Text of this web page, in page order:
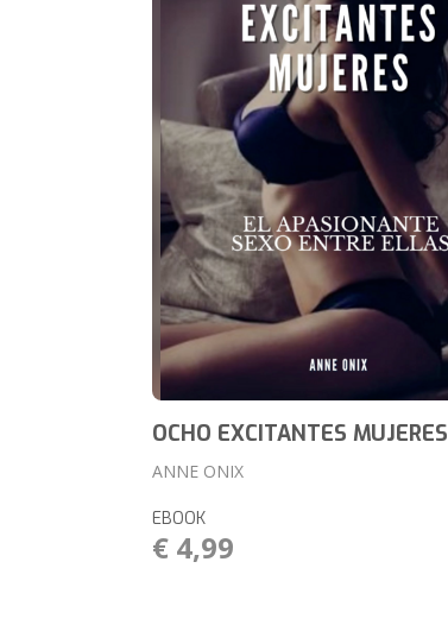
OCHO EXCITANTES MUJERES
ANNE ONIX
EBOOK
€ 4,99